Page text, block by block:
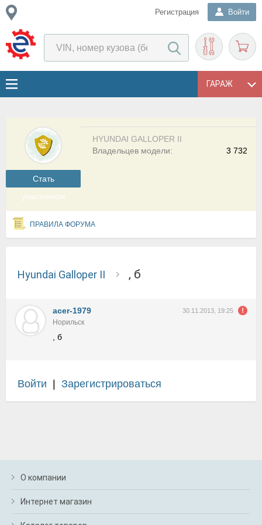
Регистрация Войти
ГАРАЖ
Cтать
участником
HYUNDAI GALLOPER II
3 732
Владельцев модели:
ПРАВИЛА ФОРУМА
Hyundai Galloper II , б
acer-1979 30.11.2013, 19:25
Норильск
, б
Войти Зарегистрироваться
О компании
Интернет магазин